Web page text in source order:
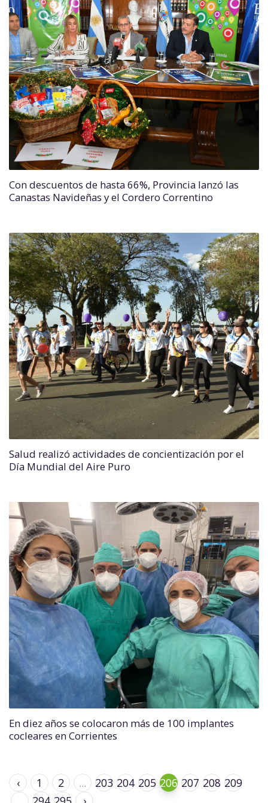
Con descuentos de hasta 66%, Provincia lanzó las
Canastas Navideñas y el Cordero Correntino
Salud realizó actividades de concientización por el
Día Mundial del Aire Puro
En diez años se colocaron más de 100 implantes
cocleares en Corrientes
‹ 1 2 ... 203 204 205 206 207 208 209